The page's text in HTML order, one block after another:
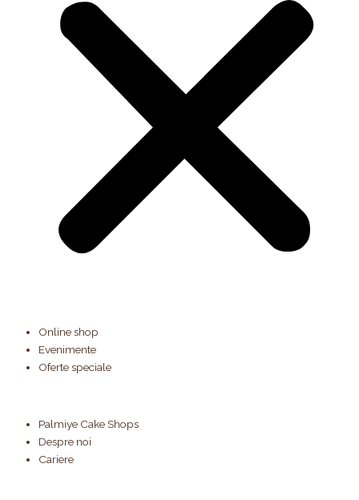
Online shop
Evenimente
Oferte speciale
Palmiye Cake Shops
Despre noi
Cariere